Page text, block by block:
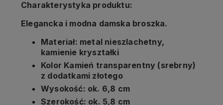
Charakterystyka produktu:
Elegancka i modna damska broszka.
Materiał: metal nieszlachetny,
kamienie kryształki
Kolor Kamień transparentny (srebrny)
z dodatkami złotego
Wysokość: ok. 6,8 cm
Szerokość: ok. 5,8 cm